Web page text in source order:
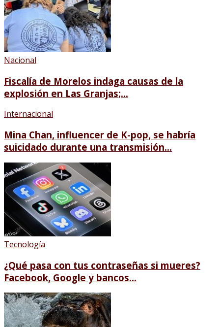
Nacional
Fiscalía de Morelos indaga causas de la
explosión en Las Granjas;...
Internacional
Mina Chan, influencer de K-pop, se habría
suicidado durante una transmisión...
Tecnología
¿Qué pasa con tus contraseñas si mueres?
Facebook, Google y bancos...